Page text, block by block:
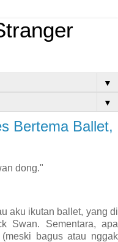
▼
▼
Bertema Ballet,
dong."
aku ikutan ballet, yang di
Swan. Sementara, apa
bagus atau nggak